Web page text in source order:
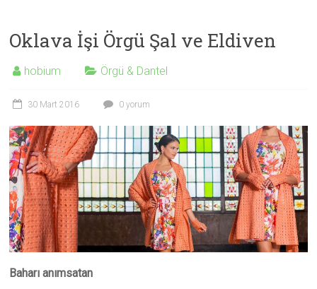
Oklava İşi Örgü Şal ve Eldiven
hobium Örgü & Dantel
30 Mart 2016 0 yorum
Baharı anımsatan